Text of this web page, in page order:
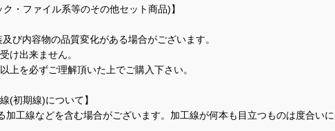
・ファイル系等のその他セット商品)】
び内容物の品質変化がある場合がございます。
け出来ません。
上を必ずご理解頂いた上でご購入下さい。
(初期線)について】
工線などを含む場合がございます。加工線が何本も目立つものは度合い